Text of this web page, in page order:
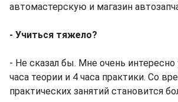
автомастерскую и магазин
- Учиться тяжело?
- Не сказал бы. Мне очень интересно
часа теории и 4 часа практики. Со
практических занятий становится